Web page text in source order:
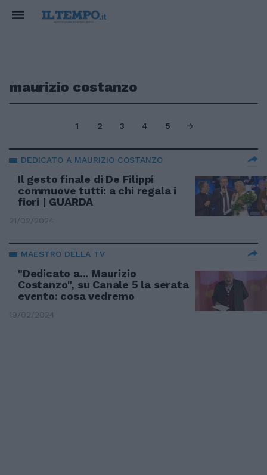
maurizio costanzo
1 2 3 4 5
DEDICATO A MAURIZIO COSTANZO
Il gesto finale di De Filippi
commuove tutti: a chi regala i
fiori | GUARDA
21/02/2024
MAESTRO DELLA TV
"Dedicato a... Maurizio
Costanzo", su Canale 5 la serata
evento: cosa vedremo
19/02/2024